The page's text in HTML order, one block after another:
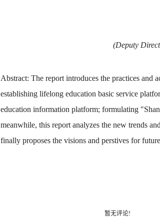
(Deputy
Abstract: The report introduces the practices and
establishing lifelong education basic service
education information platform; formulating
meanwhile, this report analyzes the new trends
finally proposes the visions and perstives for
暂无评论!